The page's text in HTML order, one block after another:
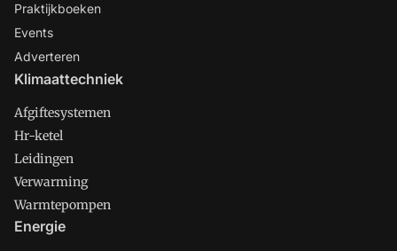
Praktijkboeken
Events
Adverteren
Klimaattechniek
Afgiftesystemen
Hr-ketel
Leidingen
Verwarming
Warmtepompen
Energie